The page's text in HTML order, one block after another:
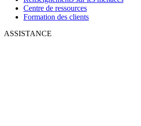
Centre de ressources
Formation des clients
ASSISTANCE